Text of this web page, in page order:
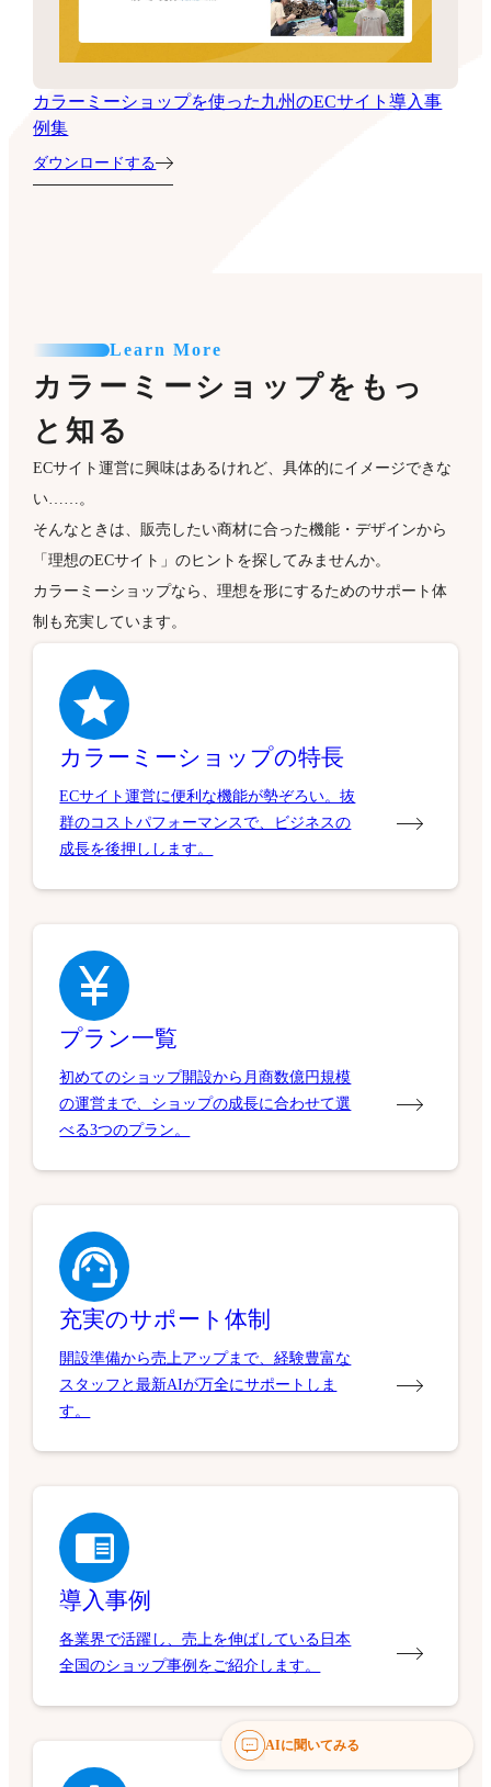
カラーミーショップを使った九州のECサイト導入事
例集
ダウンロードする
Learn More
カラーミーショップをもっ
と知る
ECサイト運営に興味はあるけれど、具体的にイメージできな
い……。
そんなときは、販売したい商材に合った機能・デザインから
「理想のECサイト」のヒントを探してみませんか。
カラーミーショップなら、理想を形にするためのサポート体
制も充実しています。
カラーミーショップの特長
ECサイト運営に便利な機能が勢ぞろい。抜
群のコストパフォーマンスで、ビジネスの
成長を後押しします。
プラン一覧
初めてのショップ開設から月商数億円規模
の運営まで、ショップの成長に合わせて選
べる3つのプラン。
充実のサポート体制
開設準備から売上アップまで、経験豊富な
スタッフと最新AIが万全にサポートしま
す。
導入事例
各業界で活躍し、売上を伸ばしている日本
全国のショップ事例をご紹介します。
AIに聞いてみる